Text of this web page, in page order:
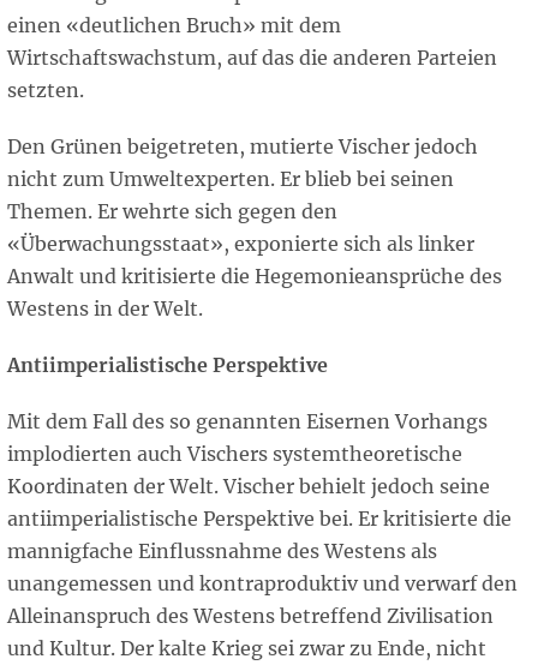
einen «deutlichen Bruch» mit dem
Wirtschaftswachstum, auf das die anderen Parteien
setzten.
Den Grünen beigetreten, mutierte Vischer jedoch
nicht zum Umweltexperten. Er blieb bei seinen
Themen. Er wehrte sich gegen den
«Überwachungsstaat», exponierte sich als linker
Anwalt und kritisierte die Hegemonieansprüche des
Westens in der Welt.
Antiimperialistische Perspektive
Mit dem Fall des so genannten Eisernen Vorhangs
implodierten auch Vischers systemtheoretische
Koordinaten der Welt. Vischer behielt jedoch seine
antiimperialistische Perspektive bei. Er kritisierte die
mannigfache Einflussnahme des Westens als
unangemessen und kontraproduktiv und verwarf den
Alleinanspruch des Westens betreffend Zivilisation
und Kultur. Der kalte Krieg sei zwar zu Ende, nicht